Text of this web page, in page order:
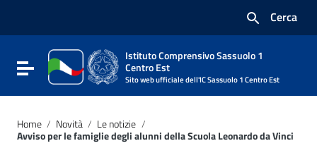
Vai al footer
Cerca
Attiva / disattiva la navigazione
Istituto Comprensivo Sassuolo 1
Centro Est
Sito web ufficiale dell'IC Sassuolo 1 Centro Est
Home / Novità / Le notizie /
Avviso per le famiglie degli alunni della Scuola Leonardo da Vinci